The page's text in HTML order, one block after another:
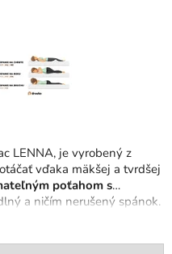
LENNA, je vyrobený z
vďaka mäkšej a tvrdšej
poťahom s
a ničím nerušený spánok.